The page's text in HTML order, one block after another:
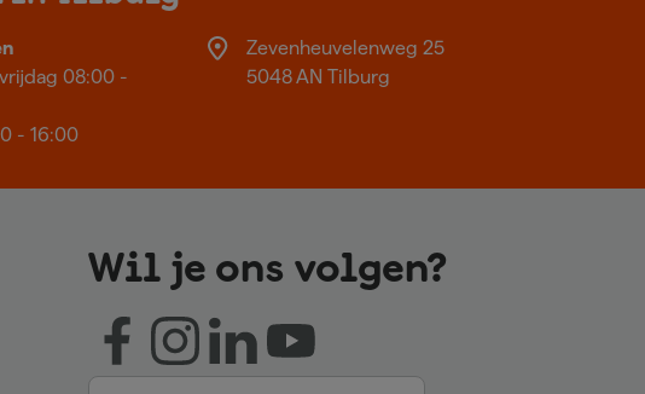
08:00 -
- 16:00
Zevenheuvelenweg 25
5048 AN Tilburg
Wil je ons volgen?